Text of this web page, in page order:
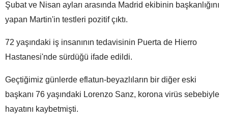
Şubat ve Nisan ayları arasında Madrid ekibinin başkanlığını
yapan Martin'in testleri pozitif çıktı.
72 yaşındaki iş insanının tedavisinin Puerta de Hierro
Hastanesi'nde sürdüğü ifade edildi.
Geçtiğimiz günlerde eflatun-beyazlıların bir diğer eski
başkanı 76 yaşındaki Lorenzo Sanz, korona virüs sebebiyle
hayatını kaybetmişti.